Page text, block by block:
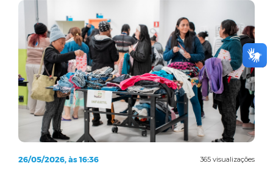
365 visualizações
26/05/2026, às 16:36